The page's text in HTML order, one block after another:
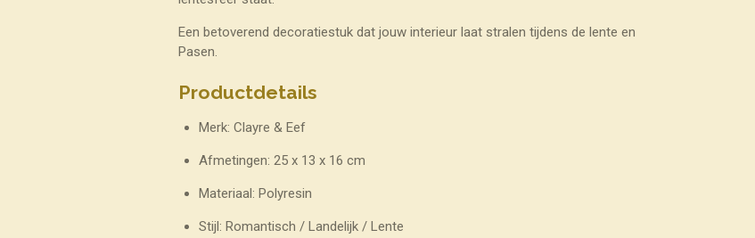
Een betoverend decoratiestuk dat jouw interieur laat stralen tijdens de lente en
Pasen.
Productdetails
Merk: Clayre & Eef
Afmetingen: 25 x 13 x 16 cm
Materiaal: Polyresin
Stijl: Romantisch / Landelijk / Lente